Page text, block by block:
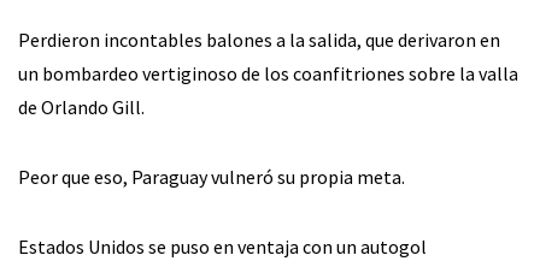
Perdieron incontables balones a la salida, que derivaron en
un bombardeo vertiginoso de los coanfitriones sobre la valla
de Orlando Gill.
Peor que eso, Paraguay vulneró su propia meta.
Estados Unidos se puso en ventaja con un autogol